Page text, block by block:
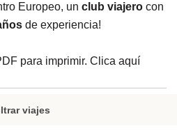
Europeo, un club viajero con
de experiencia!
para imprimir. Clica aquí
viajes